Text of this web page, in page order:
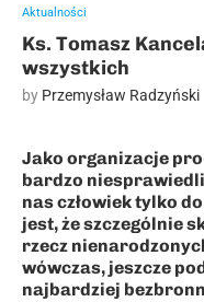
Aktualności
Ks. Tomasz
wszystkich
by Przemysław Radzyński
Jako organizacje
bardzo
nas człowiek tylko
jest, że szczególnie
rzecz
wówczas, jeszcze
najbardziej